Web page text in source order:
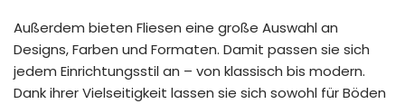
Außerdem bieten Fliesen eine große Auswahl an
Designs, Farben und Formaten. Damit passen sie sich
jedem Einrichtungsstil an – von klassisch bis modern.
Dank ihrer Vielseitigkeit lassen sie sich sowohl für Böden